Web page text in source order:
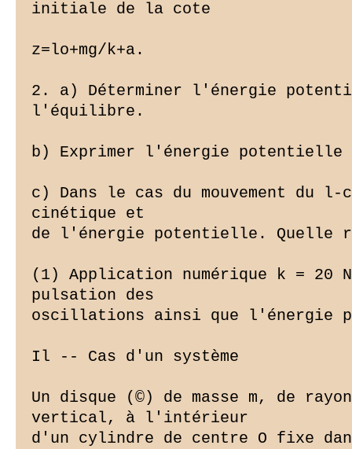
initiale de la cote
z=lo+mg/k+a.
2. a) Déterminer l'énergie
l'équilibre.
b) Exprimer l'énergie
c) Dans le cas du mouvement du
cinétique et
de l'énergie potentielle. Quelle
(1) Application numérique k = 20
pulsation des
oscillations ainsi que l'énergie
Il -- Cas d'un système
Un disque (©) de masse m, de
vertical, à l'intérieur
d'un cylindre de centre O fixe